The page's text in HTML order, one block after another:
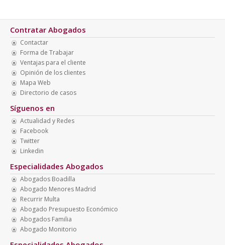
Contratar Abogados
Contactar
Forma de Trabajar
Ventajas para el cliente
Opinión de los clientes
Mapa Web
Directorio de casos
Síguenos en
Actualidad y Redes
Facebook
Twitter
Linkedin
Especialidades Abogados
Abogados Boadilla
Abogado Menores Madrid
Recurrir Multa
Abogado Presupuesto Económico
Abogados Familia
Abogado Monitorio